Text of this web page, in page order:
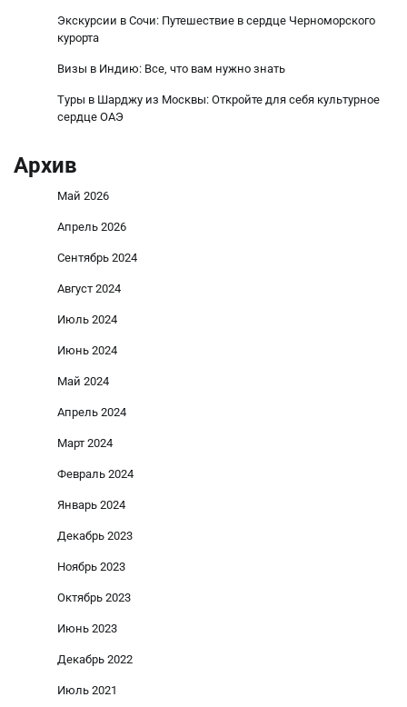
Экскурсии в Сочи: Путешествие в сердце Черноморского
курорта
Визы в Индию: Все, что вам нужно знать
Туры в Шарджу из Москвы: Откройте для себя культурное
сердце ОАЭ
Архив
Май 2026
Апрель 2026
Сентябрь 2024
Август 2024
Июль 2024
Июнь 2024
Май 2024
Апрель 2024
Март 2024
Февраль 2024
Январь 2024
Декабрь 2023
Ноябрь 2023
Октябрь 2023
Июнь 2023
Декабрь 2022
Июль 2021